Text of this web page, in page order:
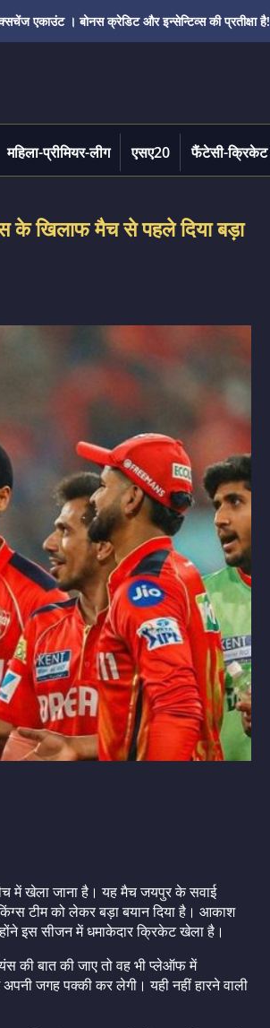
एकाउंट । बोनस क्रेडिट और इन्सेन्टिव्स की प्रतीक्षा है!
महिला-प्रीमियर-लीग एसए20 फैंटेसी-क्रिकेट
के खिलाफ मैच से पहले दिया बड़ा
में खेला जाना है। यह मैच जयपुर के सवाई
टीम को लेकर बड़ा बयान दिया है। आकाश
इस सीजन में धमाकेदार क्रिकेट खेला है।
की बात की जाए तो वह भी प्लेऑफ में
जगह पक्की कर लेगी। यही नहीं हारने वाली